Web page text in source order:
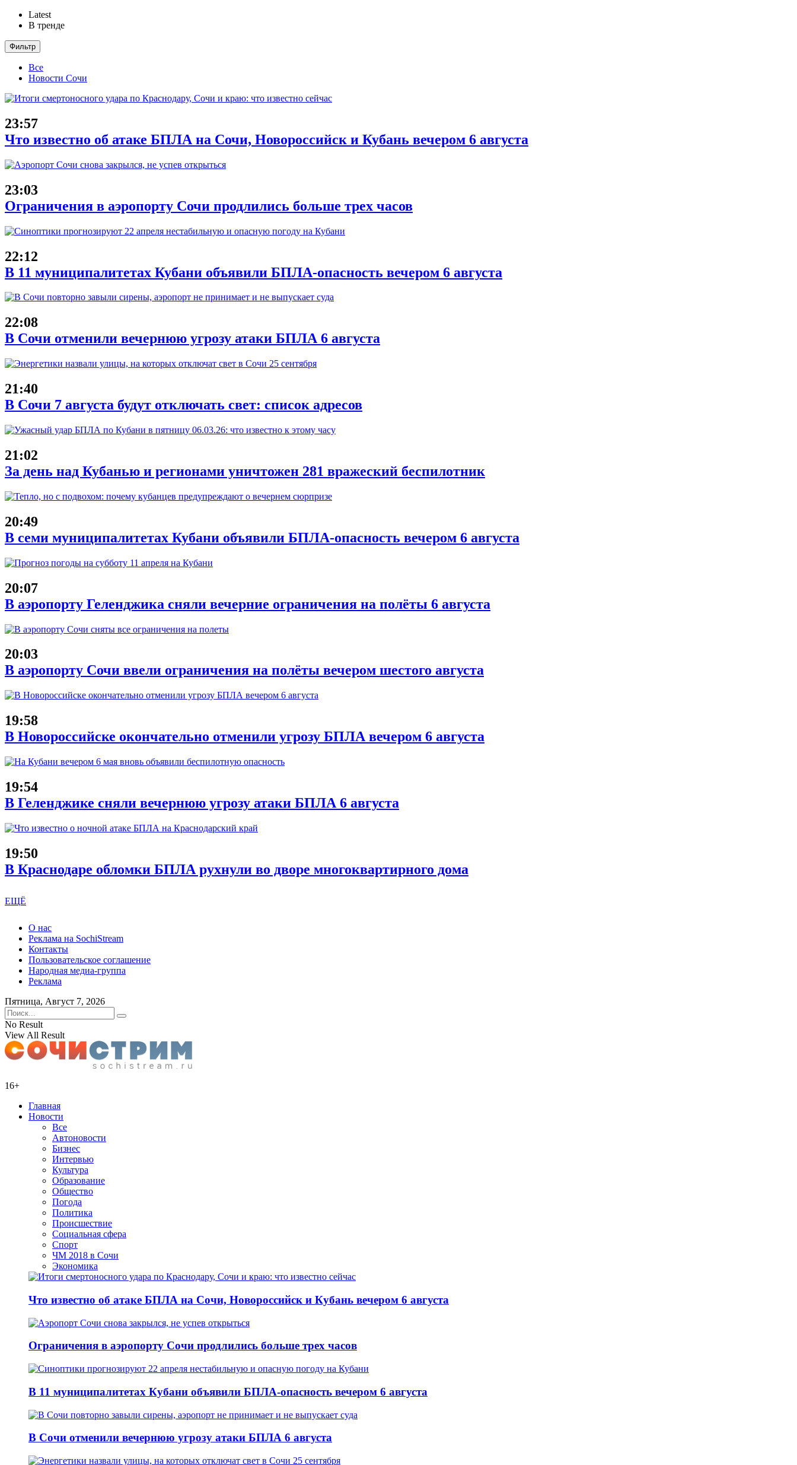
Latest
В тренде
Фильтр
Все
Новости Сочи
23:57
Что известно об атаке БПЛА на Сочи, Новороссийск и Кубань вечером 6 августа
23:03
Ограничения в аэропорту Сочи продлились больше трех часов
22:12
В 11 муниципалитетах Кубани объявили БПЛА-опасность вечером 6 августа
22:08
В Сочи отменили вечернюю угрозу атаки БПЛА 6 августа
21:40
В Сочи 7 августа будут отключать свет: список адресов
21:02
За день над Кубанью и регионами уничтожен 281 вражеский беспилотник
20:49
В семи муниципалитетах Кубани объявили БПЛА-опасность вечером 6 августа
20:07
В аэропорту Геленджика сняли вечерние ограничения на полёты 6 августа
20:03
В аэропорту Сочи ввели ограничения на полёты вечером шестого августа
19:58
В Новороссийске окончательно отменили угрозу БПЛА вечером 6 августа
19:54
В Геленджике сняли вечернюю угрозу атаки БПЛА 6 августа
19:50
В Краснодаре обломки БПЛА рухнули во дворе многоквартирного дома
ЕЩЁ
О нас
Реклама на SochiStream
Контакты
Пользовательское соглашение
Народная медиа-группа
Реклама
Пятница, Август 7, 2026
No Result
View All Result
16+
Главная
Новости
Все
Автоновости
Бизнес
Интервью
Культура
Образование
Общество
Погода
Политика
Происшествие
Социальная сфера
Спорт
ЧМ 2018 в Сочи
Экономика
Что известно об атаке БПЛА на Сочи, Новороссийск и Кубань вечером 6 августа
Ограничения в аэропорту Сочи продлились больше трех часов
В 11 муниципалитетах Кубани объявили БПЛА-опасность вечером 6 августа
В Сочи отменили вечернюю угрозу атаки БПЛА 6 августа